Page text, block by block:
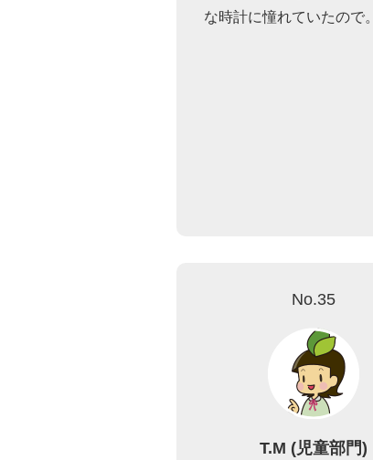
な時計に憧れていたので。
No.35
T.M (児童部門)